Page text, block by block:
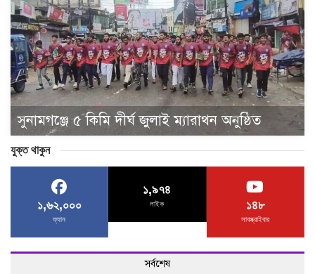
সুনামগঞ্জে ৫ কিমি দীর্ঘ জুলাই ম্যারাথন অনুষ্ঠিত
যুক্ত থাকুন
১,৬২,০০০
ফ্যান
১,৯৭৪
লাইক ১৪৮
সাবস্ক্রাইবার
সর্বশেষ